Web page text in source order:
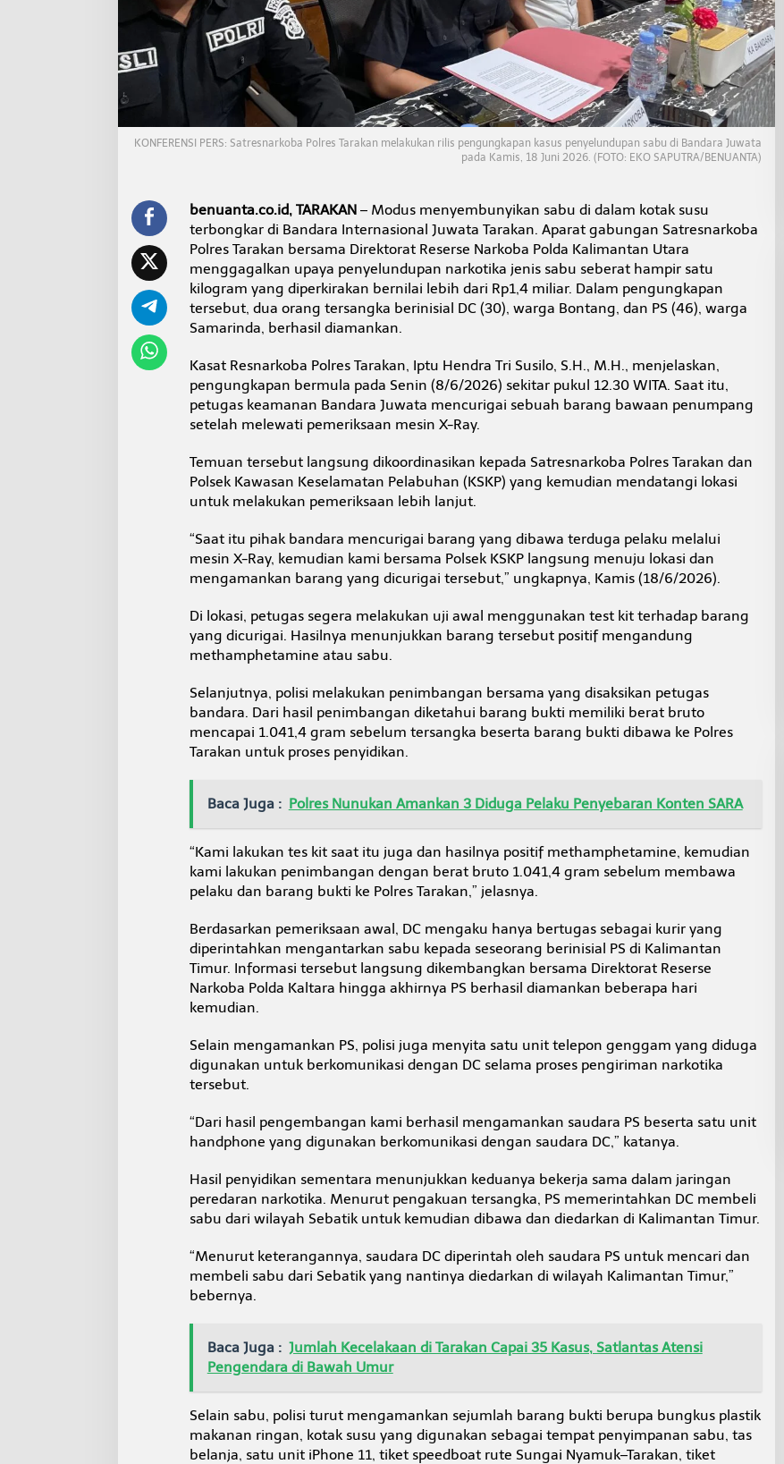
a
n
r
a
u
KONFERENSI PERS: Satresnarkoba Polres Tarakan melakukan rilis pengungkapan kasus penyelundupan sabu di Bandara Juwata
pada Kamis, 18 Juni 2026. (FOTO: EKO SAPUTRA/BENUANTA)
benuanta.co.id, TARAKAN– Modus menyembunyikan sabu di dalam kotak susu
terbongkar di Bandara Internasional Juwata Tarakan. Aparat gabungan Satresnarkoba
Polres Tarakan bersama Direktorat Reserse Narkoba Polda Kalimantan Utara
menggagalkan upaya penyelundupan narkotika jenis sabu seberat hampir satu
kilogram yang diperkirakan bernilai lebih dari Rp1,4 miliar. Dalam pengungkapan
tersebut, dua orang tersangka berinisial DC (30), warga Bontang, dan PS (46), warga
Samarinda, berhasil diamankan.
Kasat Resnarkoba Polres Tarakan, Iptu Hendra Tri Susilo, S.H., M.H., menjelaskan,
pengungkapan bermula pada Senin (8/6/2026) sekitar pukul 12.30 WITA. Saat itu,
petugas keamanan Bandara Juwata mencurigai sebuah barang bawaan penumpang
setelah melewati pemeriksaan mesin X-Ray.
Temuan tersebut langsung dikoordinasikan kepada Satresnarkoba Polres Tarakan dan
Polsek Kawasan Keselamatan Pelabuhan (KSKP) yang kemudian mendatangi lokasi
untuk melakukan pemeriksaan lebih lanjut.
“Saat itu pihak bandara mencurigai barang yang dibawa terduga pelaku melalui
mesin X-Ray, kemudian kami bersama Polsek KSKP langsung menuju lokasi dan
mengamankan barang yang dicurigai tersebut,” ungkapnya, Kamis (18/6/2026).
Di lokasi, petugas segera melakukan uji awal menggunakan test kit terhadap barang
yang dicurigai. Hasilnya menunjukkan barang tersebut positif mengandung
methamphetamine atau sabu.
Selanjutnya, polisi melakukan penimbangan bersama yang disaksikan petugas
bandara. Dari hasil penimbangan diketahui barang bukti memiliki berat bruto
mencapai 1.041,4 gram sebelum tersangka beserta barang bukti dibawa ke Polres
Tarakan untuk proses penyidikan.
Baca Juga : Polres Nunukan Amankan 3 Diduga Pelaku Penyebaran Konten SARA
“Kami lakukan tes kit saat itu juga dan hasilnya positif methamphetamine, kemudian
kami lakukan penimbangan dengan berat bruto 1.041,4 gram sebelum membawa
pelaku dan barang bukti ke Polres Tarakan,” jelasnya.
Berdasarkan pemeriksaan awal, DC mengaku hanya bertugas sebagai kurir yang
diperintahkan mengantarkan sabu kepada seseorang berinisial PS di Kalimantan
Timur. Informasi tersebut langsung dikembangkan bersama Direktorat Reserse
Narkoba Polda Kaltara hingga akhirnya PS berhasil diamankan beberapa hari
kemudian.
Selain mengamankan PS, polisi juga menyita satu unit telepon genggam yang diduga
digunakan untuk berkomunikasi dengan DC selama proses pengiriman narkotika
tersebut.
“Dari hasil pengembangan kami berhasil mengamankan saudara PS beserta satu unit
handphone yang digunakan berkomunikasi dengan saudara DC,” katanya.
Hasil penyidikan sementara menunjukkan keduanya bekerja sama dalam jaringan
peredaran narkotika. Menurut pengakuan tersangka, PS memerintahkan DC membeli
sabu dari wilayah Sebatik untuk kemudian dibawa dan diedarkan di Kalimantan Timur.
“Menurut keterangannya, saudara DC diperintah oleh saudara PS untuk mencari dan
membeli sabu dari Sebatik yang nantinya diedarkan di wilayah Kalimantan Timur,”
bebernya.
Baca Juga : Jumlah Kecelakaan di Tarakan Capai 35 Kasus, Satlantas Atensi
Pengendara di Bawah Umur
Selain sabu, polisi turut mengamankan sejumlah barang bukti berupa bungkus plastik
makanan ringan, kotak susu yang digunakan sebagai tempat penyimpanan sabu, tas
belanja, satu unit iPhone 11, tiket speedboat rute Sungai Nyamuk–Tarakan, tiket